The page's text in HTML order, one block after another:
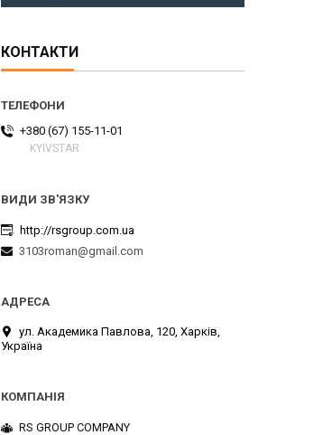
КОНТАКТИ
+380 (67) 155-11-01
KYIVSTAR
http://rsgroup.com.ua
3103roman@gmail.com
ул. Академика Павлова, 120, Харків,
Україна
RS GROUP COMPANY